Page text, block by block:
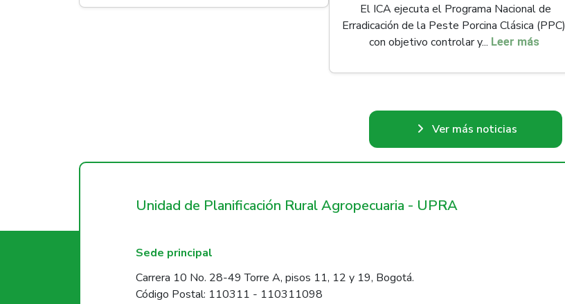
El ICA ejecuta el Programa Nacional de
Erradicación de la Peste Porcina Clásica (PPC)
con objetivo controlar y... Leer más
Ver más noticias
Unidad de Planificación Rural Agropecuaria - UPRA
Sede principal
Carrera 10 No. 28-49 Torre A, pisos 11, 12 y 19, Bogotá.
Código Postal: 110311 - 110311098